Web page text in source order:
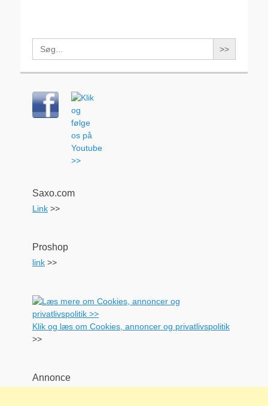
Search
for:
Saxo.com
Link >>
Proshop
link >>
Klik og læs om Cookies, annoncer og privatlivspolitik
>>
Annonce